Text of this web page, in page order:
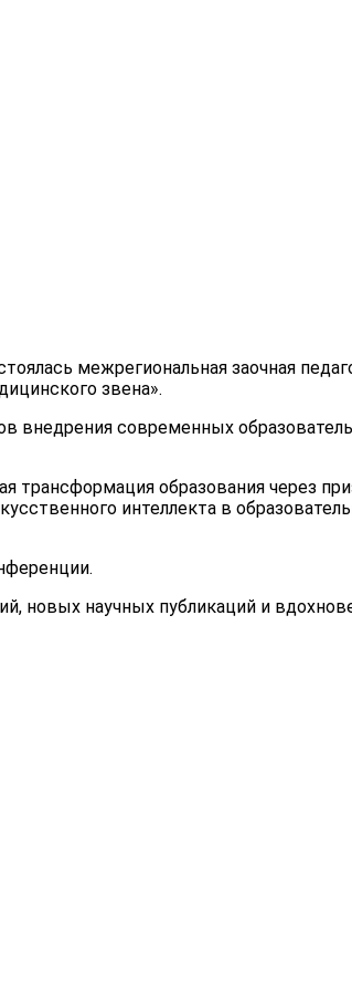
межрегиональная заочная
звена».
внедрения современных
образования через
интеллекта в
научных публикаций и